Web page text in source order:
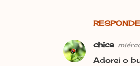
chica
Adorei o